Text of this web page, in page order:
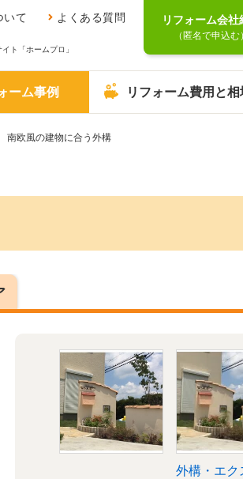
いて よくある質問
ト「ホームプロ」
リフォーム会社
（匿名で申込む
ーム事例 リフォーム費用と相
南欧風の建物に合う外構
外構・エク